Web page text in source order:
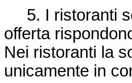
5. I ristoranti
offerta
Nei ristoranti la
unicamente in